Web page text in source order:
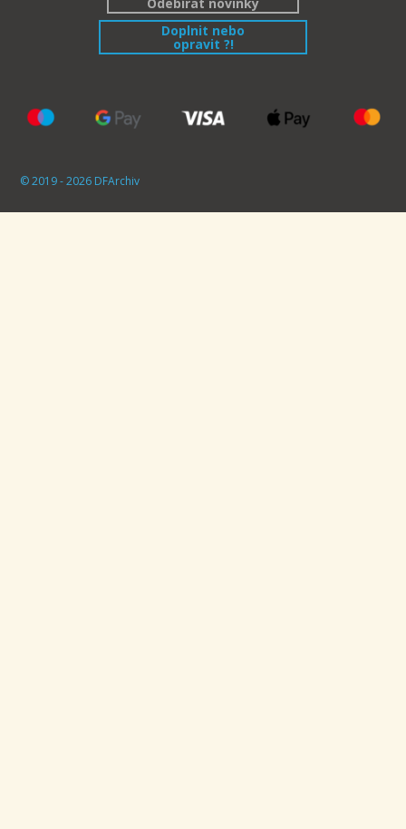
Doplnit nebo
opravit ?!
© 2019 - 2026 DFArchiv